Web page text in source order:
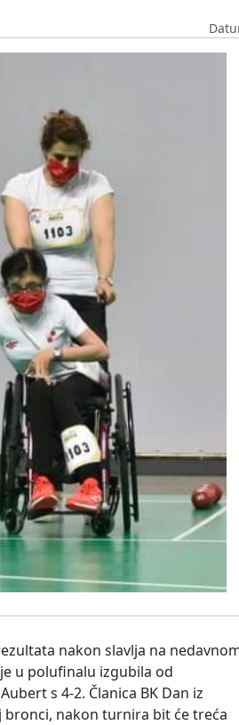
nakon slavlja na
u polufinalu izgubila od
s 4-2. Članica BK Dan iz
bronci, nakon turnira bit će treća